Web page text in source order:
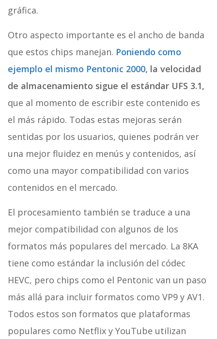
gráfica.
Otro aspecto importante es el ancho de banda
que estos chips manejan. Poniendo como
ejemplo el mismo Pentonic 2000, la velocidad
de almacenamiento sigue el estándar UFS 3.1,
que al momento de escribir este contenido es
el más rápido. Todas estas mejoras serán
sentidas por los usuarios, quienes podrán ver
una mejor fluidez en menús y contenidos, así
como una mayor compatibilidad con varios
contenidos en el mercado.
El procesamiento también se traduce a una
mejor compatibilidad con algunos de los
formatos más populares del mercado. La 8KA
tiene como estándar la inclusión del códec
HEVC, pero chips como el Pentonic van un paso
más allá para incluir formatos como VP9 y AV1.
Todos estos son formatos que plataformas
populares como Netflix y YouTube utilizan